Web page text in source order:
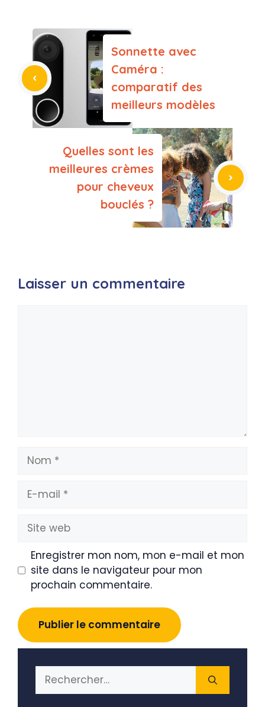
Sonnette avec
Caméra :
comparatif des
meilleurs modèles
Quelles sont les
meilleures crèmes
pour cheveux
bouclés ?
Laisser un commentaire
Nom
mail
Site
web
Enregistrer mon nom, mon e-mail et mon
site dans le navigateur pour mon
prochain commentaire.
Rechercher :